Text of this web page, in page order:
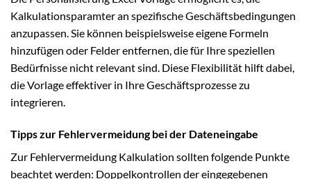
Kalkulationsparamter an spezifische Geschäftsbedingungen
anzupassen. Sie können beispielsweise eigene Formeln
hinzufügen oder Felder entfernen, die für Ihre speziellen
Bedürfnisse nicht relevant sind. Diese Flexibilität hilft dabei,
die Vorlage effektiver in Ihre Geschäftsprozesse zu
integrieren.
Tipps zur Fehlervermeidung bei der Dateneingabe
Zur Fehlervermeidung Kalkulation sollten folgende Punkte
beachtet werden: Doppelkontrollen der eingegebenen